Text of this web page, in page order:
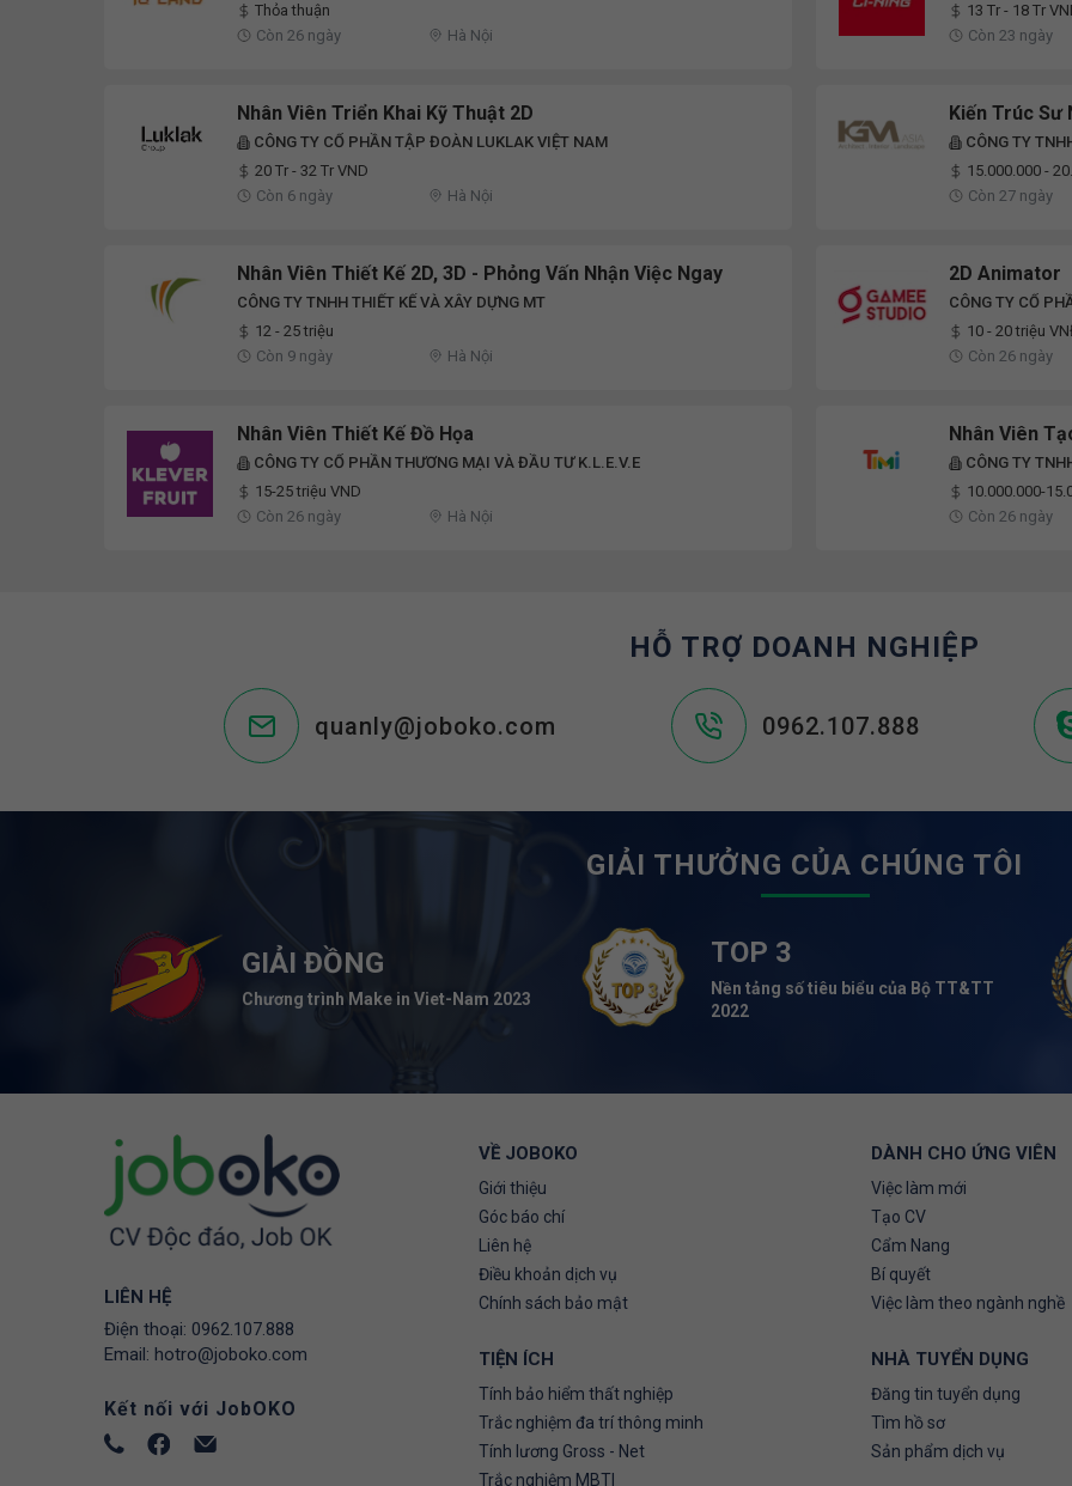
Thỏa thuận
Còn 26 ngày
Hà Nội
13 Tr - 18 Tr
Còn 23 ngày
Nhân Viên Triển Khai Kỹ Thuật 2D
CÔNG TY CỔ PHẦN TẬP ĐOÀN LUKLAK VIỆT NAM
20 Tr - 32 Tr VND
Còn 6 ngày
Hà Nội
Kiến Trúc Sư
CÔNG TY
15.000.000 -
Còn 27 ngày
Nhân Viên Thiết Kế 2D, 3D - Phỏng Vấn Nhận Việc Ngay
CÔNG TY TNHH THIẾT KẾ VÀ XÂY DỰNG MT
12 - 25 triệu
Còn 9 ngày
Hà Nội
2D Animator
CÔNG TY CỔ
10 - 20 triệu
Còn 26 ngày
Nhân Viên Thiết Kế Đồ Họa
CÔNG TY CỔ PHẦN THƯƠNG MẠI VÀ ĐẦU TƯ K.L.E.V.E
15-25 triệu VND
Còn 26 ngày
Hà Nội
Nhân Viên
CÔNG TY
10.000.000-
Còn 26 ngày
HỖ TRỢ DOANH NGHIỆP
quanly@joboko.com 0962.107.888
GIẢI THƯỞNG CỦA CHÚNG TÔI
GIẢI ĐỒNG
Chương trình Make in Viet-Nam 2023
TOP 3
Nền tảng số tiêu biểu của Bộ TT&TT
2022
LIÊN HỆ
Điện thoại: 0962.107.888
Email: hotro@joboko.com
Kết nối với JobOKO
VỀ JOBOKO
Giới thiệu
Góc báo chí
Liên hệ
Điều khoản dịch vụ
Chính sách bảo mật
TIỆN ÍCH
Tính bảo hiểm thất nghiệp
Trắc nghiệm đa trí thông minh
Tính lương Gross - Net
Trắc nghiệm MBTI
DÀNH CHO ỨNG VIÊN
Việc làm mới
Tạo CV
Cẩm Nang
Bí quyết
Việc làm theo ngành nghề
NHÀ TUYỂN DỤNG
Đăng tin tuyển dụng
Tìm hồ sơ
Sản phẩm dịch vụ